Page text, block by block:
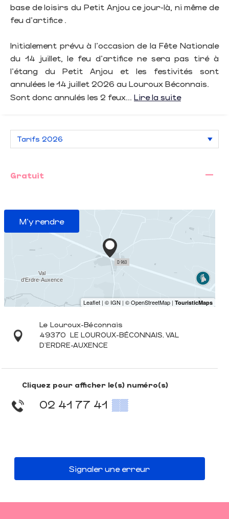
base de loisirs du Petit Anjou ce jour-là, ni même de
feu d'artifice .
Initialement prévu à l'occasion de la Fête Nationale
du 14 juillet, le feu d'artifice ne sera pas tiré à
l'étang du Petit Anjou et les festivités sont
annulées le 14 juillet 2026 au Louroux Béconnais.
Sont donc annulés les 2 feux... Lire la suite
Gratuit —
M'y rendre
Le Louroux-Béconnais
49370 LE LOUROUX-BÉCONNAIS, VAL
D'ERDRE-AUXENCE
Cliquez pour afficher le(s) numéro(s)
02 41 77 41 ▒▒
Signaler une erreur